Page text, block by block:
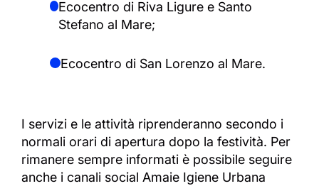
Ecocentro di Riva Ligure e Santo
Stefano al Mare;
Ecocentro di San Lorenzo al Mare.
I servizi e le attività riprenderanno secondo i
normali orari di apertura dopo la festività. Per
rimanere sempre informati è possibile seguire
anche i canali social Amaie Igiene Urbana